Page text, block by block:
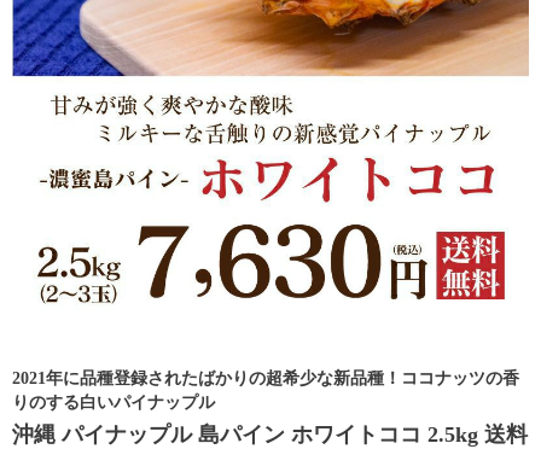
2021年に品種登録されたばかりの超希少な新品種！ココナッツの香
りのする白いパイナップル
沖縄 パイナップル 島パイン ホワイトココ 2.5kg 送料